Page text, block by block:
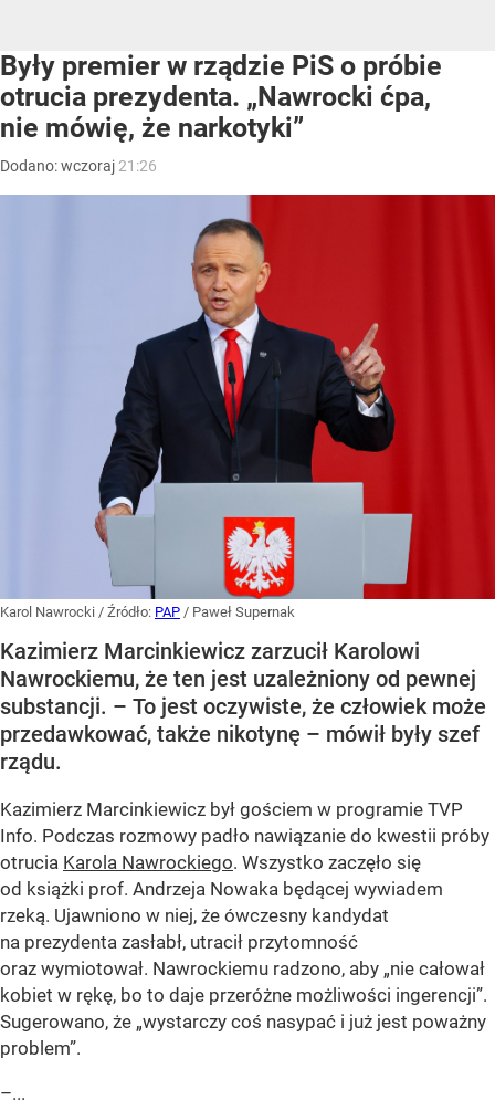
Były premier w rządzie PiS o próbie
otrucia prezydenta. „Nawrocki ćpa,
nie mówię, że narkotyki”
Dodano:wczoraj 21:26
Karol Nawrocki / Źródło: PAP / Paweł Supernak
Kazimierz Marcinkiewicz zarzucił Karolowi
Nawrockiemu, że ten jest uzależniony od pewnej
substancji. – To jest oczywiste, że człowiek może
przedawkować, także nikotynę – mówił były szef
rządu.
Kazimierz Marcinkiewicz był gościem w programie TVP
Info. Podczas rozmowy padło nawiązanie do kwestii próby
otrucia Karola Nawrockiego. Wszystko zaczęło się
od książki prof. Andrzeja Nowaka będącej wywiadem
rzeką. Ujawniono w niej, że ówczesny kandydat
na prezydenta zasłabł, utracił przytomność
oraz wymiotował. Nawrockiemu radzono, aby „nie całował
kobiet w rękę, bo to daje przeróżne możliwości ingerencji”.
Sugerowano, że „wystarczy coś nasypać i już jest poważny
problem”.
–...